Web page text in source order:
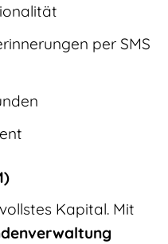
per SMS
Kapital. Mit